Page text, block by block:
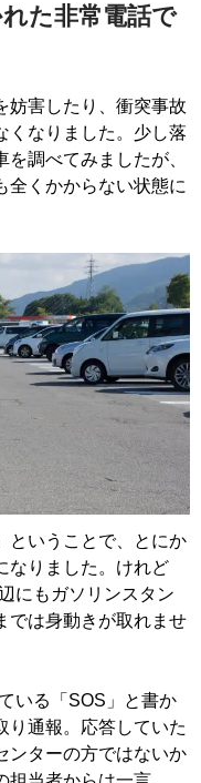
れた非常電話で
害したり、衝突事故
くなりました。少し落
調べてみましたが、
全くかからない状態に
ということで、とにか
なりました。けれど
にもガソリンスタン
では身動きが取れませ
いる「SOS」と書か
り通報。応答していた
ンターの方ではないか